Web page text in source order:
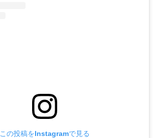
この投稿をInstagramで見る